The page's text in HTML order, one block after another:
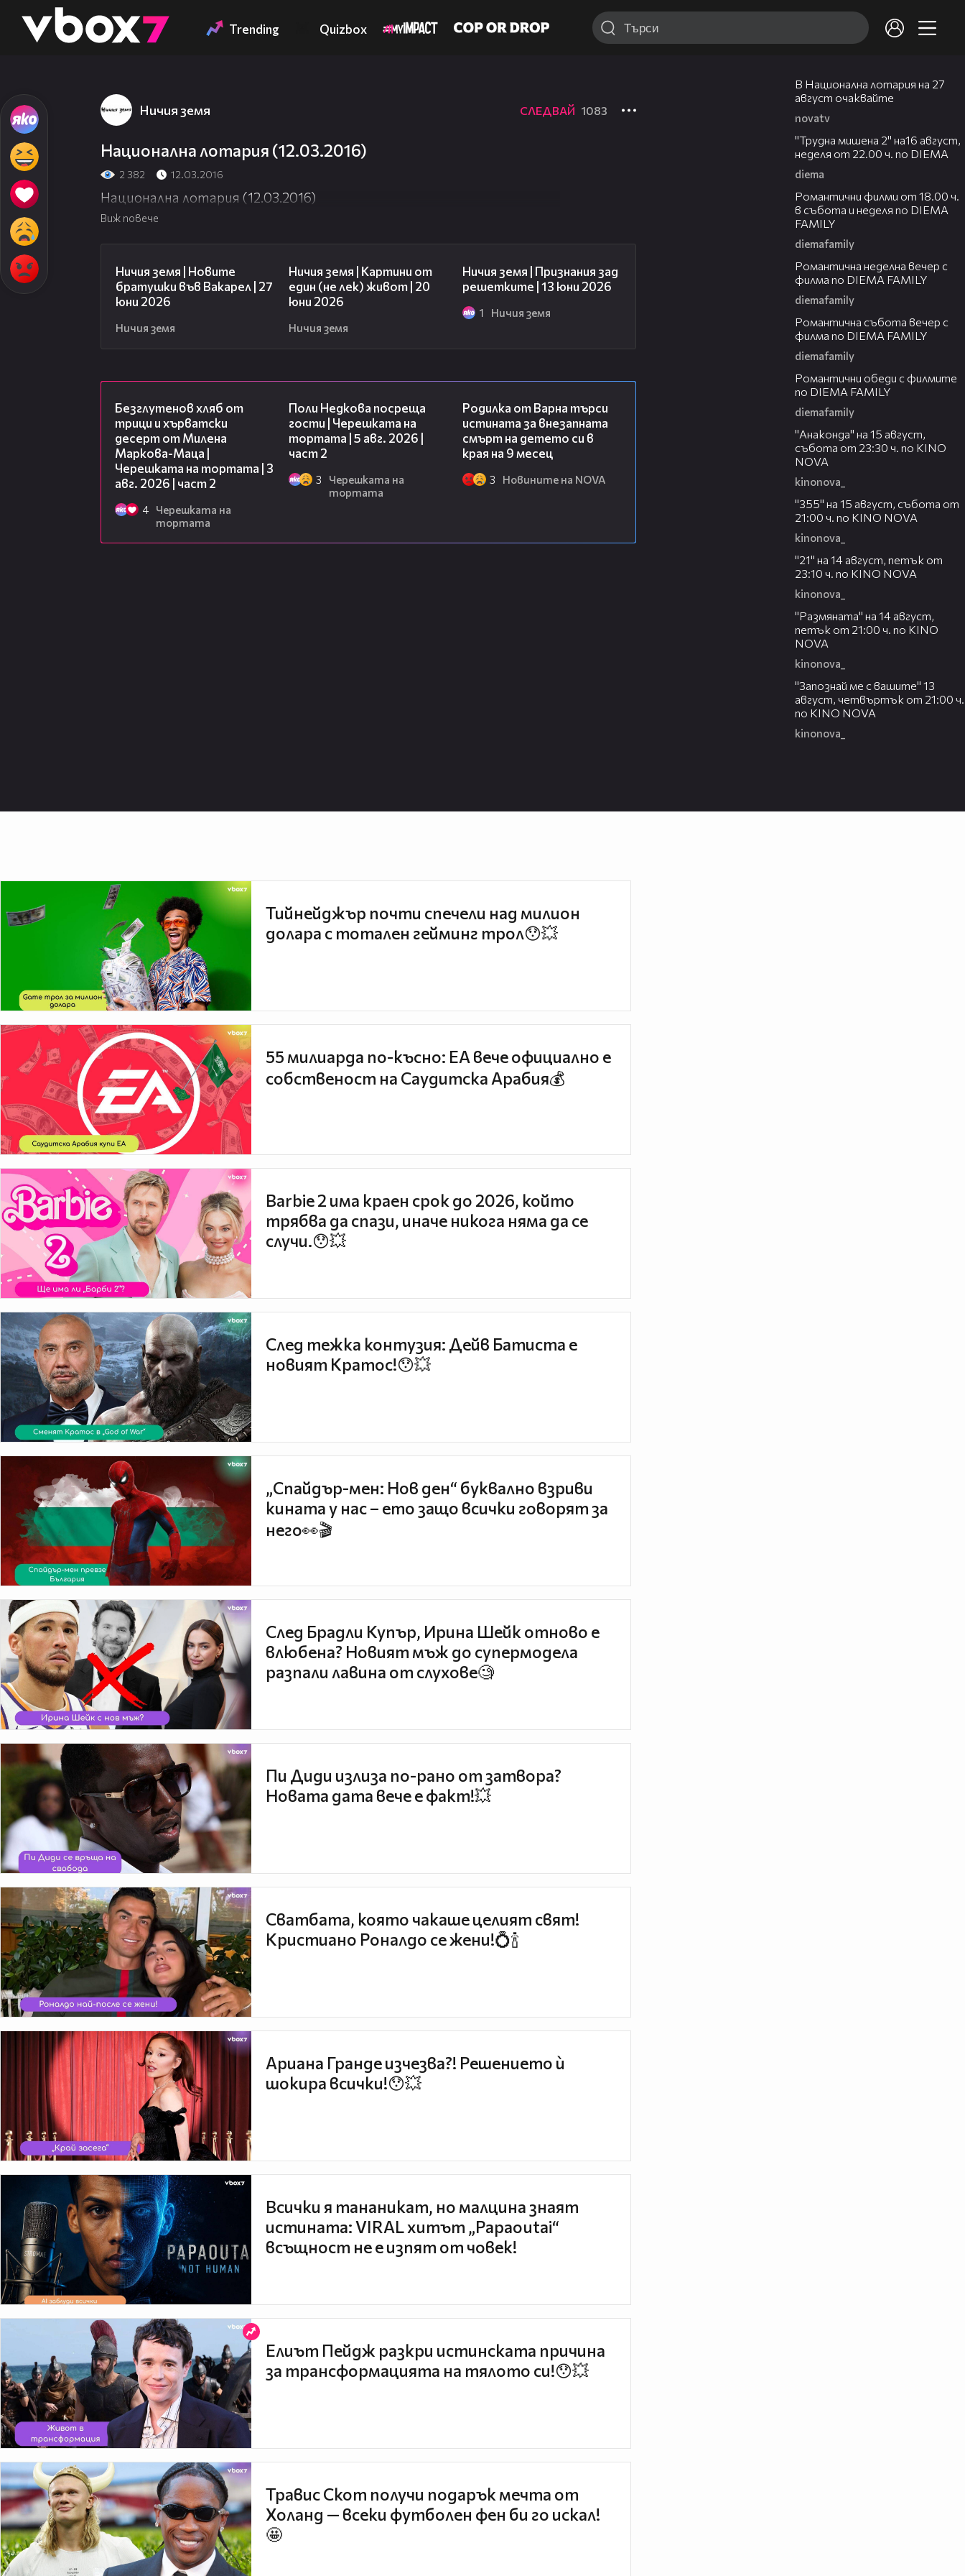
👾 Trending Quizbox
Ничия земя СЛЕДВАЙ 1083
Национална лотария (12.03.2016)
2 382 12.03.2016
Национална лотария (12.03.2016)
Виж повече
Ничия земя | Новите
братушки във Вакарел | 27
юни 2026
Ничия земя
Ничия земя | Картини от
един (не лек) живот | 20
юни 2026
Ничия земя
Ничия земя | Признания зад
решетките | 13 юни 2026
1 Ничия земя
Безглутенов хляб от
трици и хърватски
десерт от Милена
Маркова-Маца |
Черешката на тортата | 3
авг. 2026 | част 2
4
Черешката на
тортата
Поли Недкова посреща
гости | Черешката на
тортата | 5 авг. 2026 |
част 2
3
Черешката на
тортата
Родилка от Варна търси
истината за внезапната
смърт на детето си в
края на 9 месец
3 Новините на NOVA
В Национална лотария на 27
август очаквайте
novatv
"Трудна мишена 2" на16 август,
неделя от 22.00 ч. по DIEMA
diema
Романтични филми от 18.00 ч.
в събота и неделя по DIEMA
FAMILY
diemafamily
Романтичнa неделна вечер с
филма по DIEMA FAMILY
diemafamily
Романтичнa събота вечер с
филма по DIEMA FAMILY
diemafamily
Романтични обеди с филмите
по DIEMA FAMILY
diemafamily
"Анаконда" на 15 август,
събота от 23:30 ч. по KINO
NOVA
kinonova_
"355" на 15 август, събота от
21:00 ч. по KINO NOVA
kinonova_
"21" на 14 август, петък от
23:10 ч. по KINO NOVA
kinonova_
"Размянaта" на 14 август,
петък от 21:00 ч. по KINO
NOVA
kinonova_
"Запознай ме с вашите" 13
август, четвъртък от 21:00 ч.
по KINO NOVA
kinonova_
Тийнейджър почти спечели над милион
долара с тотален гейминг трол😯💥
55 милиарда по-късно: EA вече официално е
собственост на Саудитска Арабия💰
Barbie 2 има краен срок до 2026, който
трябва да спази, иначе никога няма да се
случи.😯💥
След тежка контузия: Дейв Батиста е
новият Кратос!😯💥
„Спайдър-мен: Нов ден“ буквално взриви
кината у нас – ето защо всички говорят за
него👀🎬
След Брадли Купър, Ирина Шейк отново е
влюбена? Новият мъж до супермодела
разпали лавина от слухове🧐
Пи Диди излиза по-рано от затвора?
Новата дата вече е факт!💥
Сватбата, която чакаше целият свят!
Кристиано Роналдо се жени!💍🍾
Ариана Гранде изчезва?! Решението ѝ
шокира всички!😯💥
Всички я тананикат, но малцина знаят
истината: VIRAL хитът „Papaoutai“
всъщност не е изпят от човек!
Елиът Пейдж разкри истинската причина
за трансформацията на тялото си!😯💥
Травис Скот получи подарък мечта от
Холанд — всеки футболен фен би го искал!
🤩